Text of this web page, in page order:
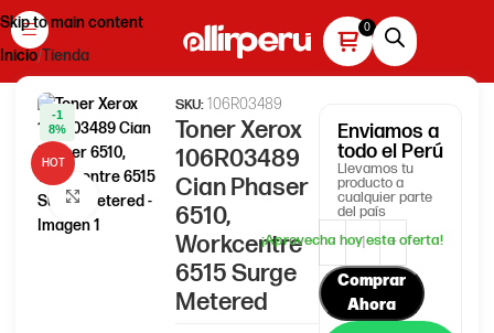
Skip to main content
Inicio Tienda
-1
8%
HOT
Haga clic para ampliar
SKU:106R03489
Toner Xerox
106R03489
Cian Phaser
6510,
Workcentre
6515 Surge
Metered
Enviamos a
todo el Perú
Llevamos tu
producto a
cualquier parte
del país
Comprar
Ahora